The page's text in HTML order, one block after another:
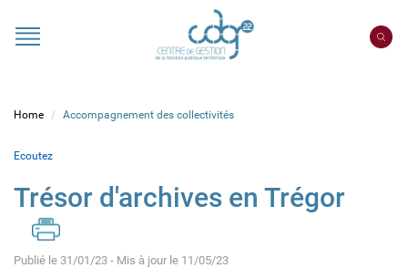
CDG
Home Accompagnement des collectivités
Ecoutez
Trésor d'archives en Trégor
Publié le 31/01/23 - Mis à jour le 11/05/23